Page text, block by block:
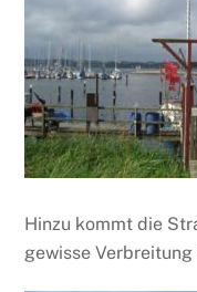
Hinzu kommt die
gewisse Verbreitung